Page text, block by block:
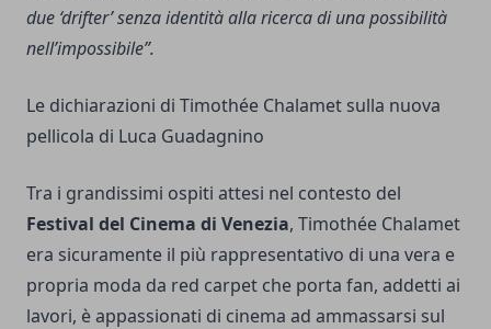
due ‘drifter’ senza identità alla ricerca di una possibilità
nell’impossibile”.
Le dichiarazioni di Timothée Chalamet sulla nuova
pellicola di Luca Guadagnino
Tra i grandissimi ospiti attesi nel contesto del
Festival del Cinema di Venezia, Timothée Chalamet
era sicuramente il più rappresentativo di una vera e
propria moda da red carpet che porta fan, addetti ai
lavori, è appassionati di cinema ad ammassarsi sul